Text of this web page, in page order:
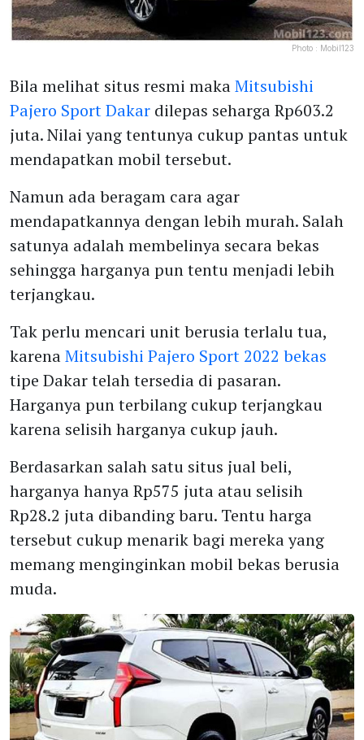
Photo : Mobil123
Bila melihat situs resmi makaMitsubishi
Pajero Sport Dakar dilepas seharga Rp603.2
juta. Nilai yang tentunya cukup pantas untuk
mendapatkan mobil tersebut.
Namun ada beragam cara agar
mendapatkannya dengan lebih murah. Salah
satunya adalah membelinya secara bekas
sehingga harganya pun tentu menjadi lebih
terjangkau.
Tak perlu mencari unit berusia terlalu tua,
karenaMitsubishi Pajero Sport 2022 bekas
tipe Dakar telah tersedia di pasaran.
Harganya pun terbilang cukup terjangkau
karena selisih harganya cukup jauh.
Berdasarkan salah satu situs jual beli,
harganya hanya Rp575 juta atau selisih
Rp28.2 juta dibanding baru. Tentu harga
tersebut cukup menarik bagi mereka yang
memang menginginkan mobil bekas berusia
muda.